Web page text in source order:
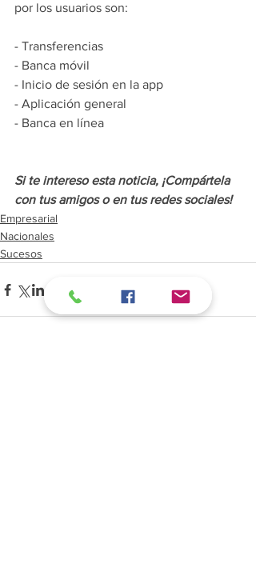
por los usuarios son:
- Transferencias
- Banca móvil
- Inicio de sesión en la app
- Aplicación general
- Banca en línea
Si te intereso esta noticia, ¡Compártela
con tus amigos o en tus redes sociales!
Empresarial
Nacionales
Sucesos